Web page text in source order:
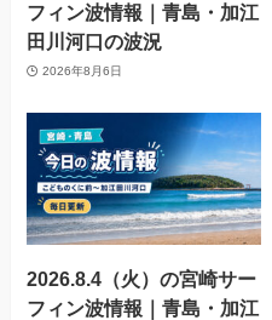
フィン波情報｜青島・加江
田川河口の波況
2026年8月6日
2026.8.4（火）の宮崎サー
フィン波情報｜青島・加江